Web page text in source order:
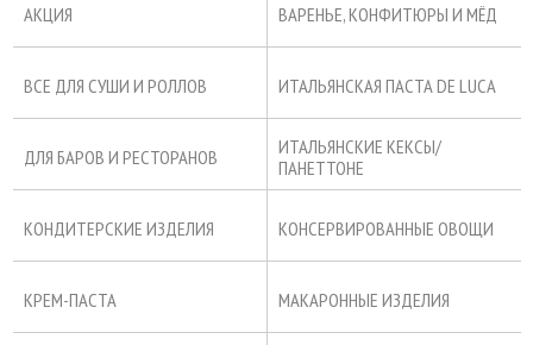
АКЦИЯ ВАРЕНЬЕ, КОНФИТЮРЫ И МЁД
ВСЕ ДЛЯ СУШИ И РОЛЛОВ ИТАЛЬЯНСКАЯ ПАСТА DE LUCA
ДЛЯ БАРОВ И РЕСТОРАНОВ
ИТАЛЬЯНСКИЕ КЕКСЫ/
ПАНЕТТОНЕ
КОНДИТЕРСКИЕ ИЗДЕЛИЯ КОНСЕРВИРОВАННЫЕ ОВОЩИ
КРЕМ-ПАСТА МАКАРОННЫЕ ИЗДЕЛИЯ